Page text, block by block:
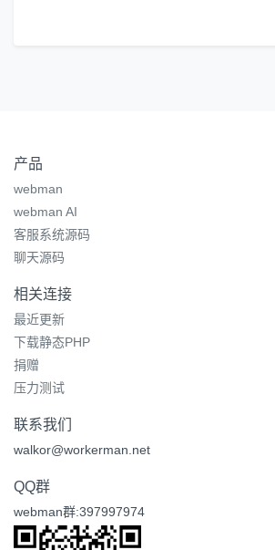
产品
webman
webman AI
客服系统源码
聊天源码
相关连接
最近更新
下载静态PHP
捐赠
压力测试
联系我们
walkor@workerman.net
QQ群
webman群:397997974